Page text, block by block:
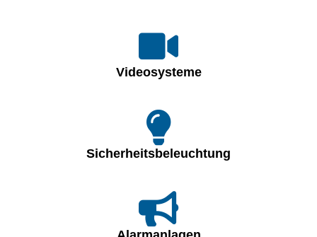
Videosysteme
Sicherheitsbeleuchtung